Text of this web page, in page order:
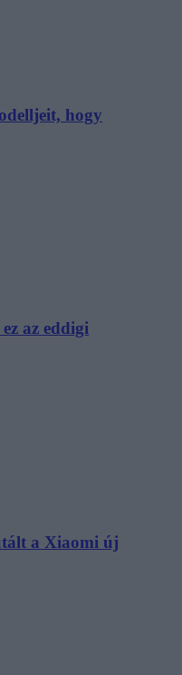
hogy
az eddigi
a Xiaomi új